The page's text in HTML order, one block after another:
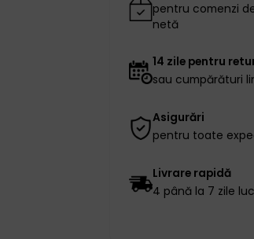
pentru comenzi
netă
14 zile pentru
sau cumpărături
Asigurări
pentru toate
Livrare rapidă
4 până la 7 zile